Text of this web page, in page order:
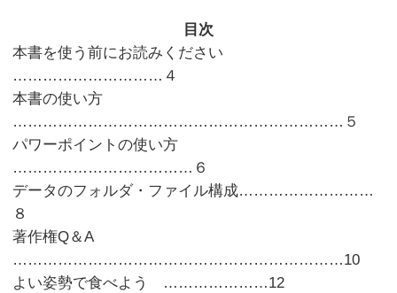
目次
本書を使う前にお読みください
…………………………４
本書の使い方
…………………………………………………………５
パワーポイントの使い方
………………………………６
データのフォルダ・ファイル構成………………………
８
著作権Q＆A
…………………………………………………………10
よい姿勢で食べよう …………………12